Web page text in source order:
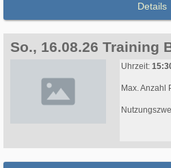
Details
So., 16.08.26 Training
Uhrzeit:
Max. Anzahl